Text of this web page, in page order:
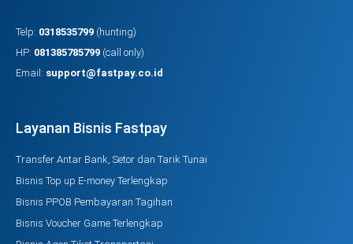
Telp: 0318535799 (hunting)
HP: 081385785799 (call only)
Email: support@fastpay.co.id
Layanan Bisnis Fastpay
Transfer Antar Bank, Setor dan Tarik Tunai
Bisnis Top up E-money Terlengkap
Bisnis PPOB Pembayaran Tagihan
Bisnis Voucher Game Terlengkap